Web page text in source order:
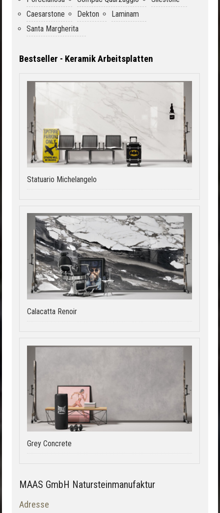
Caesarstone
Dekton
Laminam
Santa Margherita
Bestseller - Keramik Arbeitsplatten
Statuario Michelangelo
Calacatta Renoir
Grey Concrete
MAAS GmbH Natursteinmanufaktur
Adresse